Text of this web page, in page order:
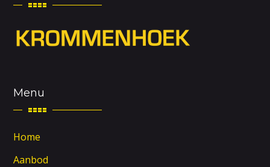
Menu
Home
Aanbod